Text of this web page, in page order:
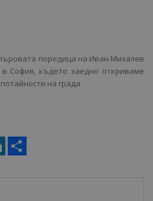
поредица на Иван Михалев
в София, където заедно откриваме
на града.
LinkedIn